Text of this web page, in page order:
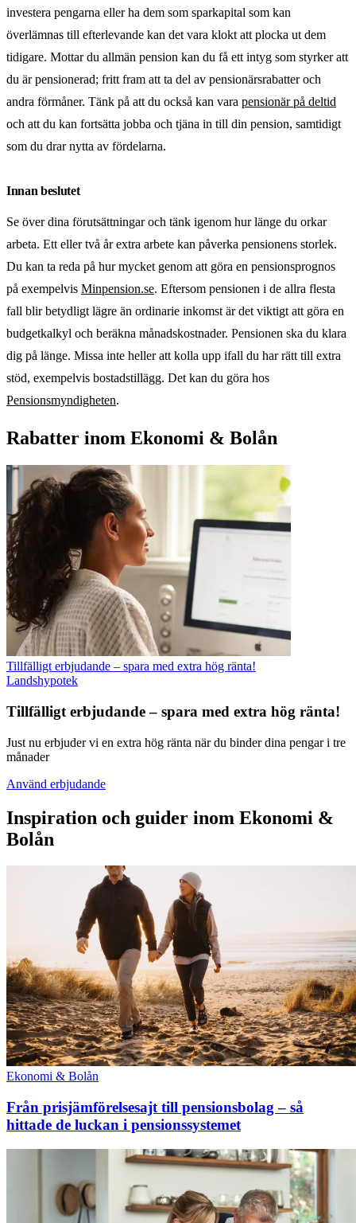
investera pengarna eller ha dem som sparkapital som kan
överlämnas till efterlevande kan det vara klokt att plocka ut dem
tidigare. Mottar du allmän pension kan du få ett intyg som styrker att
du är pensionerad; fritt fram att ta del av pensionärsrabatter och
andra förmåner. Tänk på att du också kan vara pensionär på deltid
och att du kan fortsätta jobba och tjäna in till din pension, samtidigt
som du drar nytta av fördelarna.
Innan beslutet
Se över dina förutsättningar och tänk igenom hur länge du orkar
arbeta. Ett eller två år extra arbete kan påverka pensionens storlek.
Du kan ta reda på hur mycket genom att göra en pensionsprognos
på exempelvis Minpension.se. Eftersom pensionen i de allra flesta
fall blir betydligt lägre än ordinarie inkomst är det viktigt att göra en
budgetkalkyl och beräkna månadskostnader. Pensionen ska du klara
dig på länge. Missa inte heller att kolla upp ifall du har rätt till extra
stöd, exempelvis bostadstillägg. Det kan du göra hos
Pensionsmyndigheten.
Rabatter inom Ekonomi & Bolån
Tillfälligt erbjudande – spara med extra hög ränta!
Landshypotek
Tillfälligt erbjudande – spara med extra hög ränta!
Just nu erbjuder vi en extra hög ränta när du binder dina pengar i tre
månader
Använd erbjudande
Inspiration och guider inom Ekonomi &
Bolån
Ekonomi & Bolån
Från prisjämförelsesajt till pensionsbolag – så
hittade de luckan i pensionssystemet